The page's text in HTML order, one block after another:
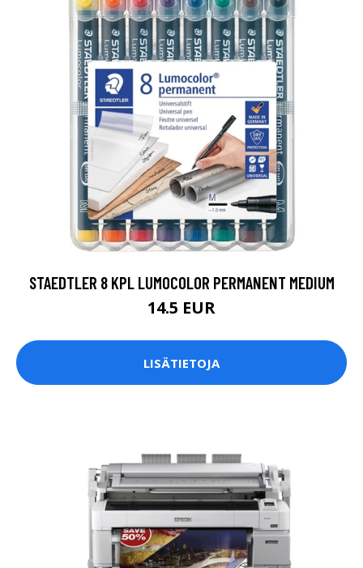
STAEDTLER 8 KPL LUMOCOLOR PERMANENT MEDIUM
14.5 EUR
LISÄTIETOJA